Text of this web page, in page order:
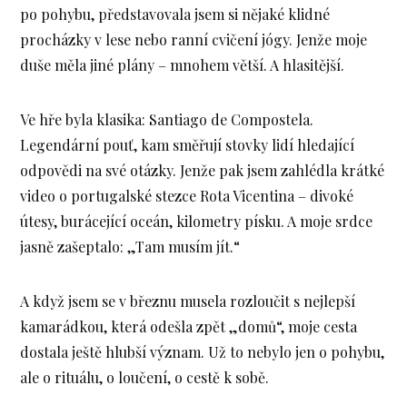
po pohybu, představovala jsem si nějaké klidné
procházky v lese nebo ranní cvičení jógy. Jenže moje
duše měla jiné plány – mnohem větší. A hlasitější.
Ve hře byla klasika: Santiago de Compostela.
Legendární pouť, kam směřují stovky lidí hledající
odpovědi na své otázky. Jenže pak jsem zahlédla krátké
video o portugalské stezce Rota Vicentina – divoké
útesy, burácející oceán, kilometry písku. A moje srdce
jasně zašeptalo: „Tam musím jít.“
A když jsem se v březnu musela rozloučit s nejlepší
kamarádkou, která odešla zpět „domů“, moje cesta
dostala ještě hlubší význam. Už to nebylo jen o pohybu,
ale o rituálu, o loučení, o cestě k sobě.